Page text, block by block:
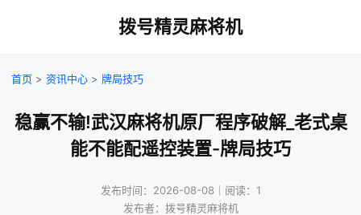
拨号精灵麻将机
首页 > 资讯中心 > 牌局技巧
稳赢不输!武汉麻将机原厂程序破解_老式桌
能不能配遥控装置-牌局技巧
发布时间：2026-08-08｜阅读：1
发布者：拨号精灵麻将机